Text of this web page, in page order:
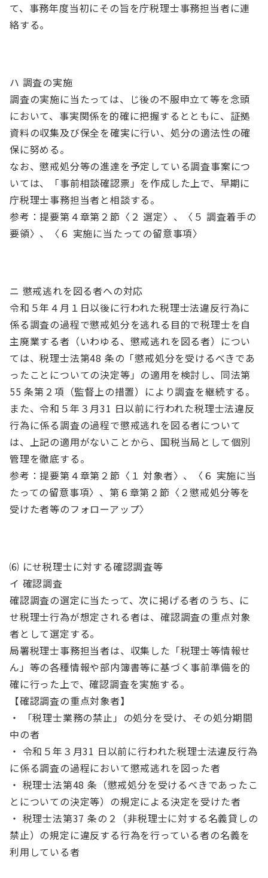
て、事務年度当初にその旨を庁税理士事務担当者に連
絡する。
ハ 調査の実施
調査の実施に当たっては、じ後の不服申立て等を念頭
において、事実関係を的確に把握するとともに、証拠
資料の収集及び保全を確実に行い、処分の適法性の確
保に努める。
なお、懲戒処分等の進達を予定している調査事案につ
いては、「事前相談確認票」を作成した上で、早期に
庁税理士事務担当者と相談する。
参考：提要第４章第２節〈２ 選定〉、〈５ 調査着手の
要領〉、〈６ 実施に当たっての留意事項〉
ニ 懲戒逃れを図る者への対応
令和５年４月１日以後に行われた税理士法違反行為に
係る調査の過程で懲戒処分を逃れる目的で税理士を自
主廃業する者（いわゆる、懲戒逃れを図る者）につい
ては、税理士法第48 条の「懲戒処分を受けるべきであ
ったことについての決定等」の適用を検討し、同法第
55 条第２項（監督上の措置）により調査を継続する。
また、令和５年３月31 日以前に行われた税理士法違反
行為に係る調査の過程で懲戒逃れを図る者について
は、上記の適用がないことから、国税当局として個別
管理を徹底する。
参考：提要第４章第２節〈１ 対象者〉、〈６ 実施に当
たっての留意事項〉、第６章第２節〈２懲戒処分等を
受けた者等のフォローアップ〉
⑹ にせ税理士に対する確認調査等
イ 確認調査
確認調査の選定に当たって、次に掲げる者のうち、に
せ税理士行為が想定される者は、確認調査の重点対象
者として選定する。
局署税理士事務担当者は、収集した「税理士等情報せ
ん」等の各種情報や部内簿書等に基づく事前準備を的
確に行った上で、確認調査を実施する。
【確認調査の重点対象者】
・ 「税理士業務の禁止」の処分を受け、その処分期間
中の者
・ 令和５年３月31 日以前に行われた税理士法違反行為
に係る調査の過程において懲戒逃れを図った者
・ 税理士法第48 条（懲戒処分を受けるべきであったこ
とについての決定等）の規定による決定を受けた者
・ 税理士法第37 条の２（非税理士に対する名義貸しの
禁止）の規定に違反する行為を行っている者の名義を
利用している者